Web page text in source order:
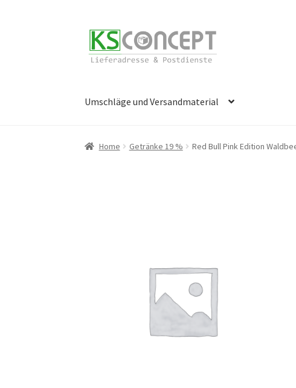
Zur
Navigation
springen
Zum
Inhalt
springen
Umschläge und Versandmaterial
Start Cookie-Richtlinie (EU) Datenschutzerklärung
Home Getränke 19 % Red Bull Pink Edition